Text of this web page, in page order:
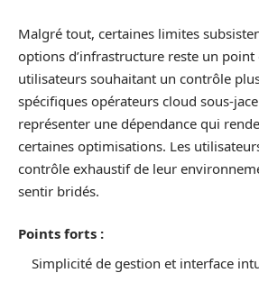
Malgré tout, certaines limites
options d’infrastructure reste un
utilisateurs souhaitant un contrôle
spécifiques opérateurs cloud sous-
représenter une dépendance qui
certaines optimisations. Les
contrôle exhaustif de leur
sentir bridés.
Points forts :
Simplicité de gestion et interface